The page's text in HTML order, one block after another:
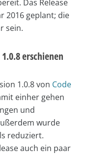
Das Release
2016 geplant; die
sein.
erschienen
1.0.8 von Code
einher gehen
und
wurde
reduziert.
auch ein paar